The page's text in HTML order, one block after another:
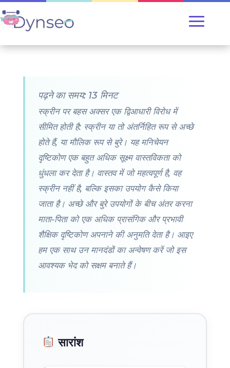
पढ़ने का समय: 13 मिनट
स्क्रीन पर बहस अक्सर एक द्विआधारी विरोध में
सीमित होती है: स्क्रीन या तो अंतर्निहित रूप से अच्छे
होते हैं, या मौलिक रूप से बुरे। यह मनिचेयन
दृष्टिकोण एक बहुत अधिक सूक्ष्म वास्तविकता को
धुंधला कर देता है। वास्तव में जो महत्वपूर्ण है, वह
स्क्रीन नहीं है, बल्कि इसका उपयोग कैसे किया
जाता है। अच्छे और बुरे उपयोगों के बीच अंतर करना
माता-पिता को एक अधिक प्रासंगिक और प्रभावी
शैक्षिक दृष्टिकोण अपनाने की अनुमति देता है। आइए
हम एक साथ उन मानदंडों का अन्वेषण करें जो इस
आवश्यक भेद को सक्षम बनाते हैं।
सारांश